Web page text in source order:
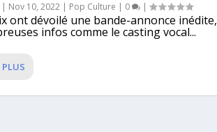
| Nov 10, 2022 | Pop Culture | 0 |
ont dévoilé une bande-annonce inédite,
infos comme le casting vocal...